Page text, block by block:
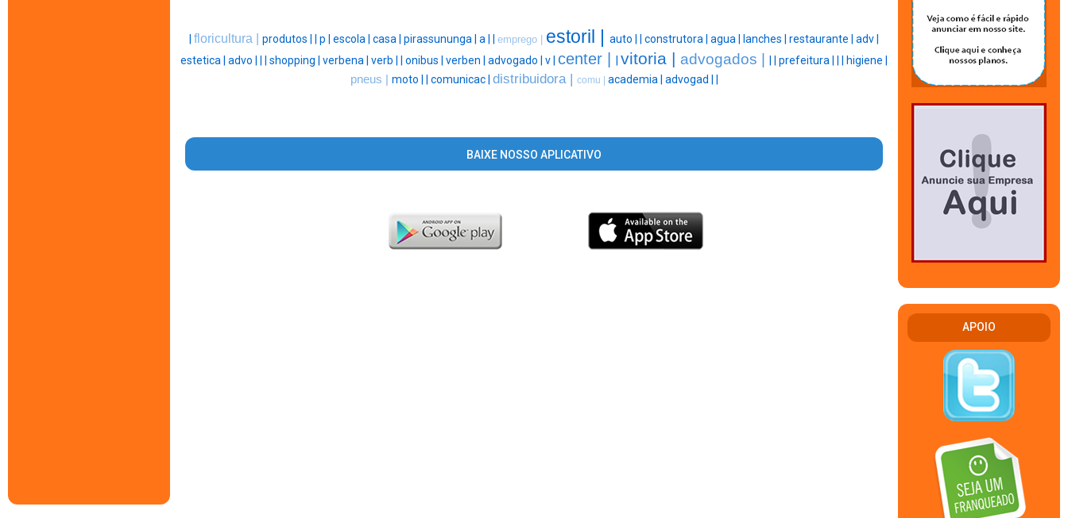
floricultura | produtos | p | escola | casa | pirassununga | a | emprego | estoril | auto | construtora | agua | lanches | restaurante | adv |
estetica | advo | shopping | verbena | verb | onibus | verben | advogado | v | center | vitoria | advogados | prefeitura |
higiene |
pneus | moto | comunicac | distribuidora | comu | academia | advogad |
BAIXE NOSSO APLICATIVO
APOIO